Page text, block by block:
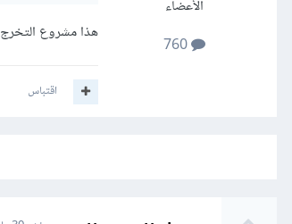
الأعضاء
760
هذا مشروع التخرج
اقتباس